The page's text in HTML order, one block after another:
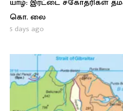
யாழ்: இரட்டை சகோதரிகள்
கொ. லை
5 days ago